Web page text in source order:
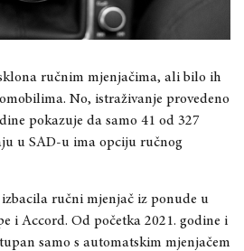
ručnim mjenjačima, ali bilo ih
No, istraživanje provedeno
pokazuje da samo 41 od 327
u SAD-u ima opciju ručnog
ručni mjenjač iz ponude u
i Accord. Od početka 2021. godine i
samo s automatskim mjenjačem